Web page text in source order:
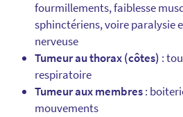
fourmillements, faiblesse
sphinctériens, voire paralysie
nerveuse
Tumeur au thorax (côtes) :
respiratoire
Tumeur aux membres:
mouvements